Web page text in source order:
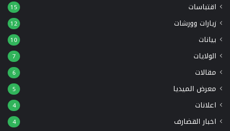
اقتباسات 15
زيارات وورشات 12
بيانات 10
الولايات 7
مقالات 6
معرض الميديا 5
اعلانات 4
اخبار القضارف 4